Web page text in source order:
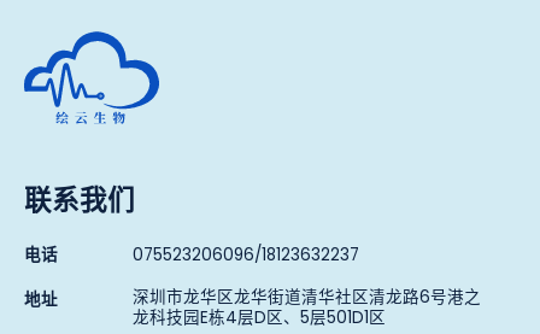
深圳市绘云生物科技有限公司
联系我们
电话 075523206096/18123632237
地址 深圳市龙华区龙华街道清华社区清龙路6号港之
龙科技园E栋4层D区、5层501D1区